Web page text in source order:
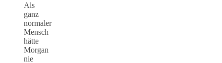
Als
ganz
normaler
Mensch
hätte
Morgan
nie